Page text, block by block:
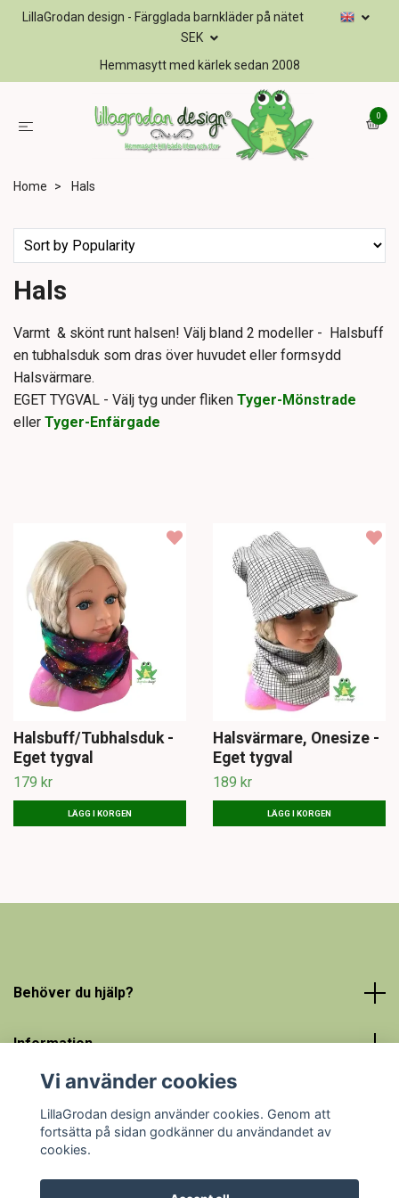
LillaGrodan design - Färgglada barnkläder på nätet
SEK
Hemmasytt med kärlek sedan 2008
0
Home Hals
Hals
Varmt & skönt runt halsen! Välj bland 2 modeller - Halsbuff
en tubhalsduk som dras över huvudet eller formsydd
Halsvärmare.
EGET TYGVAL - Välj tyg under fliken Tyger-Mönstrade
eller Tyger-Enfärgade
Halsbuff/Tubhalsduk -
Eget tygval
179 kr
LÄGG I KORGEN
Halsvärmare, Onesize -
Eget tygval
189 kr
LÄGG I KORGEN
Behöver du hjälp?
Information
Social Media
Vi använder cookies
LillaGrodan design använder cookies. Genom att
fortsätta på sidan godkänner du användandet av
cookies.